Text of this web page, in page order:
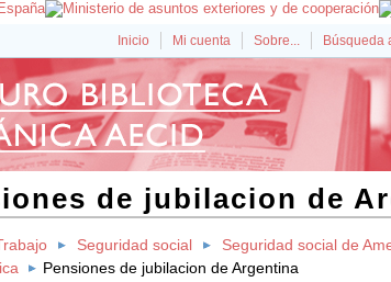
Inicio Mi cuenta Sobre... Búsqueda
de jubilacion de
Seguridad social Seguridad social de
Pensiones de jubilacion de Argentina